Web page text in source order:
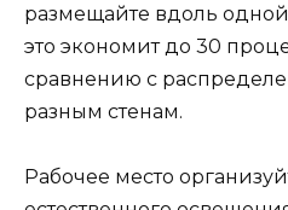
размещайте вдоль
это экономит до 30
сравнению с
разным стенам.
Рабочее место